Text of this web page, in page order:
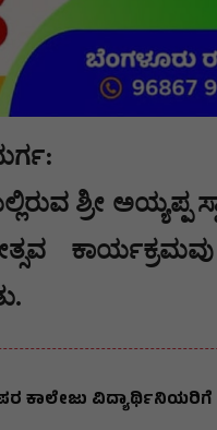
ಶ್ರೀ ಅಯ್ಯಪ್ಪ
ಕಾಲೇಜು